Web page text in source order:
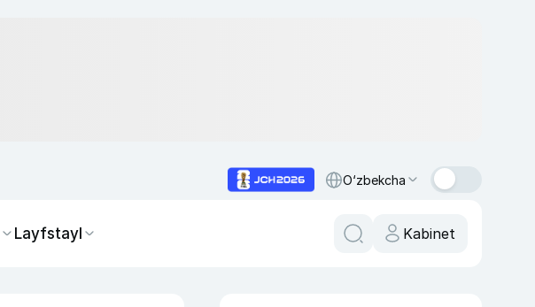
O‘zbekcha
Layfstayl Kabinet